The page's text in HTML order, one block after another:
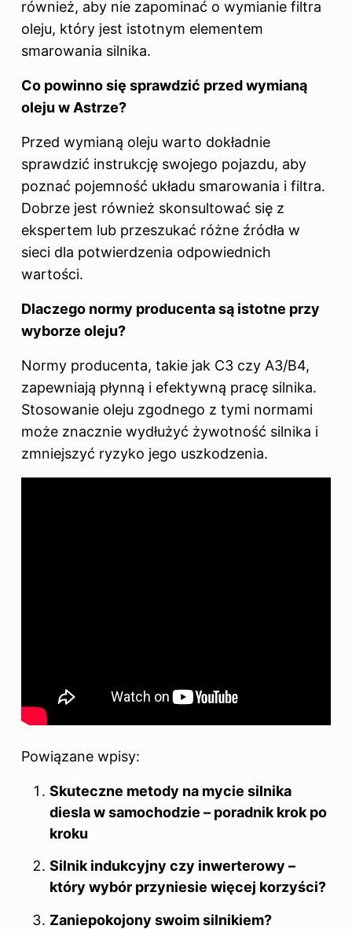
również, aby nie zapominać o wymianie filtra
oleju, który jest istotnym elementem
smarowania silnika.
Co powinno się sprawdzić przed wymianą
oleju w Astrze?
Przed wymianą oleju warto dokładnie
sprawdzić instrukcję swojego pojazdu, aby
poznać pojemność układu smarowania i filtra.
Dobrze jest również skonsultować się z
ekspertem lub przeszukać różne źródła w
sieci dla potwierdzenia odpowiednich
wartości.
Dlaczego normy producenta są istotne przy
wyborze oleju?
Normy producenta, takie jak C3 czy A3/B4,
zapewniają płynną i efektywną pracę silnika.
Stosowanie oleju zgodnego z tymi normami
może znacznie wydłużyć żywotność silnika i
zmniejszyć ryzyko jego uszkodzenia.
Powiązane wpisy:
Skuteczne metody na mycie silnika
diesla w samochodzie – poradnik krok po
kroku
Silnik indukcyjny czy inwerterowy –
który wybór przyniesie więcej korzyści?
Zaniepokojony swoim silnikiem?